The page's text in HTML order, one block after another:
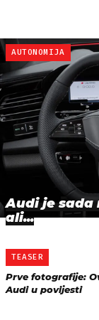
AUTONOMIJA
Audi je sada
ali...
TEASER
Prve fotografije:
Audi u povijesti